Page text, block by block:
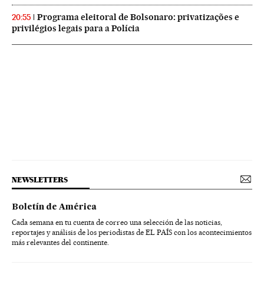
20:55
Programa eleitoral de Bolsonaro: privatizações e
privilégios legais para a Polícia
NEWSLETTERS
Boletín de América
Cada semana en tu cuenta de correo una selección de las noticias,
reportajes y análisis de los periodistas de EL PAÍS con los acontecimientos
más relevantes del continente.